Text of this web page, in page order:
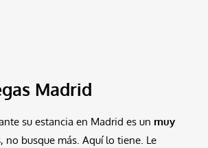
Madrid
su estancia en Madrid es un muy
, no busque más. Aquí lo tiene. Le